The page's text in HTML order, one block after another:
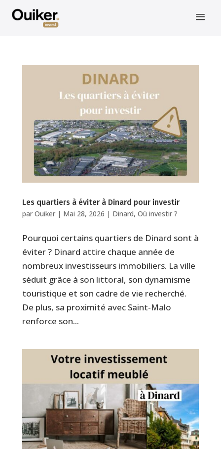
Les quartiers à éviter à Dinard pour investir
par Ouiker| Mai 28, 2026 | Dinard, Où investir ?
Pourquoi certains quartiers de Dinard sont à
éviter ? Dinard attire chaque année de
nombreux investisseurs immobiliers. La ville
séduit grâce à son littoral, son dynamisme
touristique et son cadre de vie recherché.
De plus, sa proximité avec Saint-Malo
renforce son...